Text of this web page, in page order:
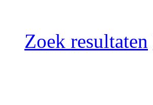
Zoek resultaten